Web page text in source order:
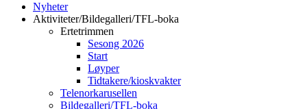
Nyheter
Aktiviteter/Bildegalleri/TFL-boka
Ertetrimmen
Sesong 2026
Start
Løyper
Tidtakere/kioskvakter
Telenorkarusellen
Bildegalleri/TFL-boka